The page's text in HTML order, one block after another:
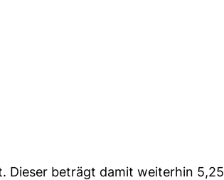
Dieser beträgt damit weiterhin 5,25